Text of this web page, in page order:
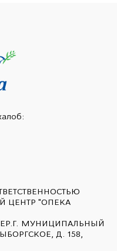
ЦЕНТР "ОПЕКА
МУНИЦИПАЛЬНЫЙ
Д. 158,